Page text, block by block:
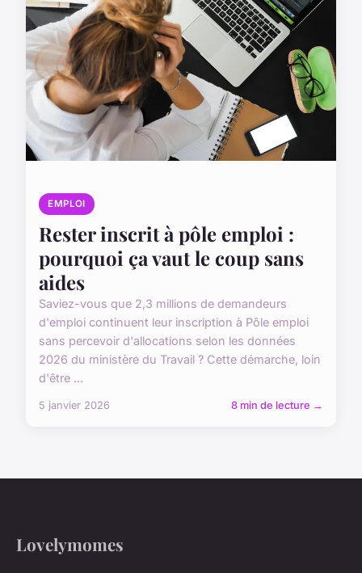
EMPLOI
Rester inscrit à pôle emploi :
pourquoi ça vaut le coup sans
aides
Saviez-vous que 2,3 millions de demandeurs
d'emploi continuent leur inscription à Pôle emploi
sans percevoir d'allocations selon les données
2026 du ministère du Travail ? Cette démarche, loin
d'être ...
5 janvier 2026 8 min de lecture →
Lovelymomes